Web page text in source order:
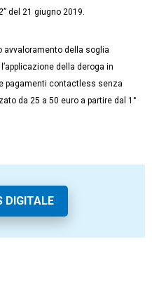
” del 21 giugno 2019.
della soglia
della deroga in
pagamenti contactless senza
da 25 a 50 euro a partire dal 1°
DIGITALE